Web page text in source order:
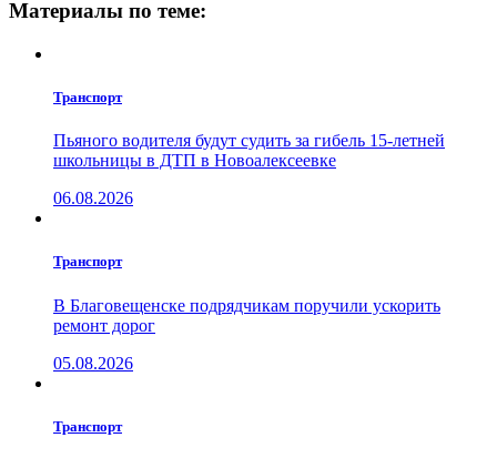
Материалы по теме:
Транспорт
Пьяного водителя будут судить за гибель 15-летней
школьницы в ДТП в Новоалексеевке
06.08.2026
Транспорт
В Благовещенске подрядчикам поручили ускорить
ремонт дорог
05.08.2026
Транспорт